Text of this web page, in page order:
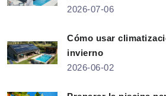
2026-07-06
Cómo usar
invierno
2026-06-02